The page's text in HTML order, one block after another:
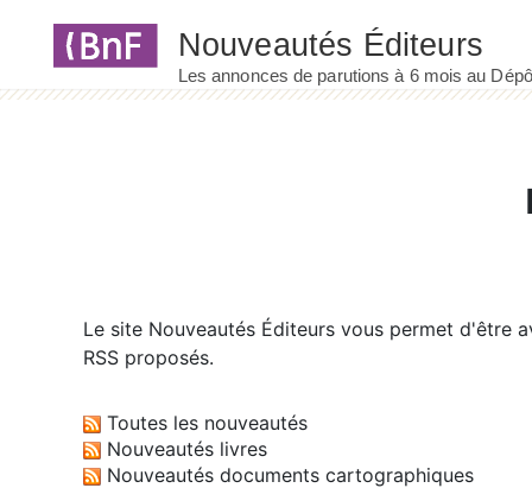
Le site Nouveautés Éditeurs vous permet d'être
RSS proposés.
Toutes les nouveautés
Nouveautés livres
Nouveautés documents cartographiques